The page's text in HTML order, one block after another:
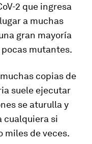
2 que ingresa
a muchas
gran mayoría
pocas mutantes.
copias de
suele ejecutar
se aturulla y
cualquiera si
miles de veces.